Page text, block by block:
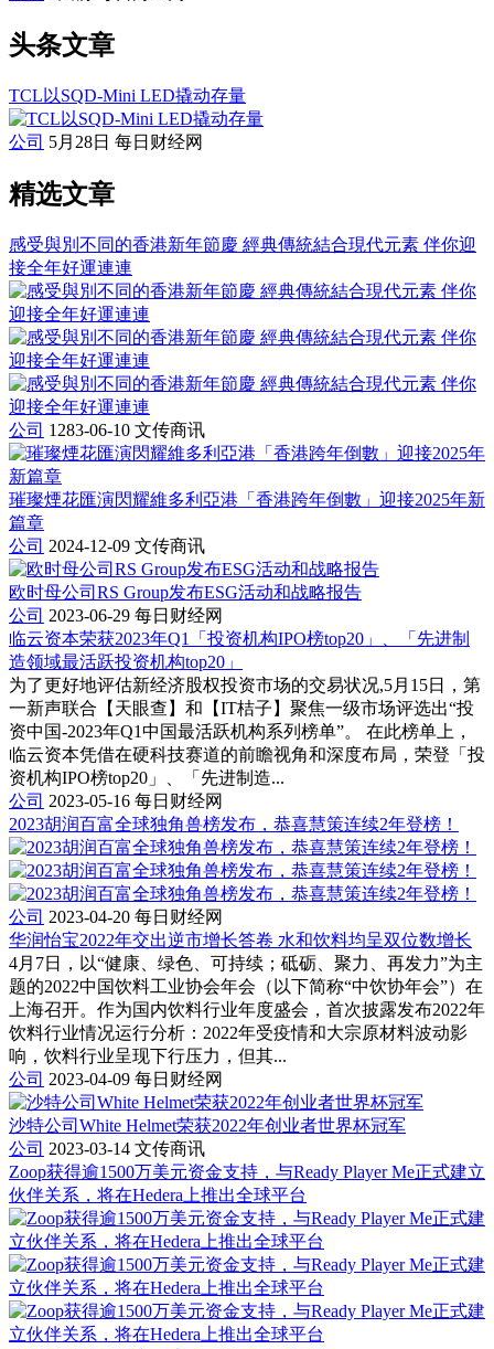
头条文章
TCL以SQD-Mini LED撬动存量
公司 5月28日 每日财经网
精选文章
感受與別不同的香港新年節慶 經典傳統結合現代元素 伴你迎
接全年好運連連
公司 1283-06-10 文传商讯
璀璨煙花匯演閃耀維多利亞港「香港跨年倒數」迎接2025年新
篇章
公司 2024-12-09 文传商讯
欧时母公司RS Group发布ESG活动和战略报告
公司 2023-06-29 每日财经网
临云资本荣获2023年Q1「投资机构IPO榜top20」、「先进制
造领域最活跃投资机构top20」
为了更好地评估新经济股权投资市场的交易状况,5月15日，第
一新声联合【天眼查】和【IT桔子】聚焦一级市场评选出“投
资中国-2023年Q1中国最活跃机构系列榜单”。 在此榜单上，
临云资本凭借在硬科技赛道的前瞻视角和深度布局，荣登「投
资机构IPO榜top20」、「先进制造...
公司 2023-05-16 每日财经网
2023胡润百富全球独角兽榜发布，恭喜慧策连续2年登榜！
公司 2023-04-20 每日财经网
华润怡宝2022年交出逆市增长答卷 水和饮料均呈双位数增长
4月7日，以“健康、绿色、可持续；砥砺、聚力、再发力”为主
题的2022中国饮料工业协会年会（以下简称“中饮协年会”）在
上海召开。作为国内饮料行业年度盛会，首次披露发布2022年
饮料行业情况运行分析：2022年受疫情和大宗原材料波动影
响，饮料行业呈现下行压力，但其...
公司 2023-04-09 每日财经网
沙特公司White Helmet荣获2022年创业者世界杯冠军
公司 2023-03-14 文传商讯
Zoop获得逾1500万美元资金支持，与Ready Player Me正式建立
伙伴关系，将在Hedera上推出全球平台